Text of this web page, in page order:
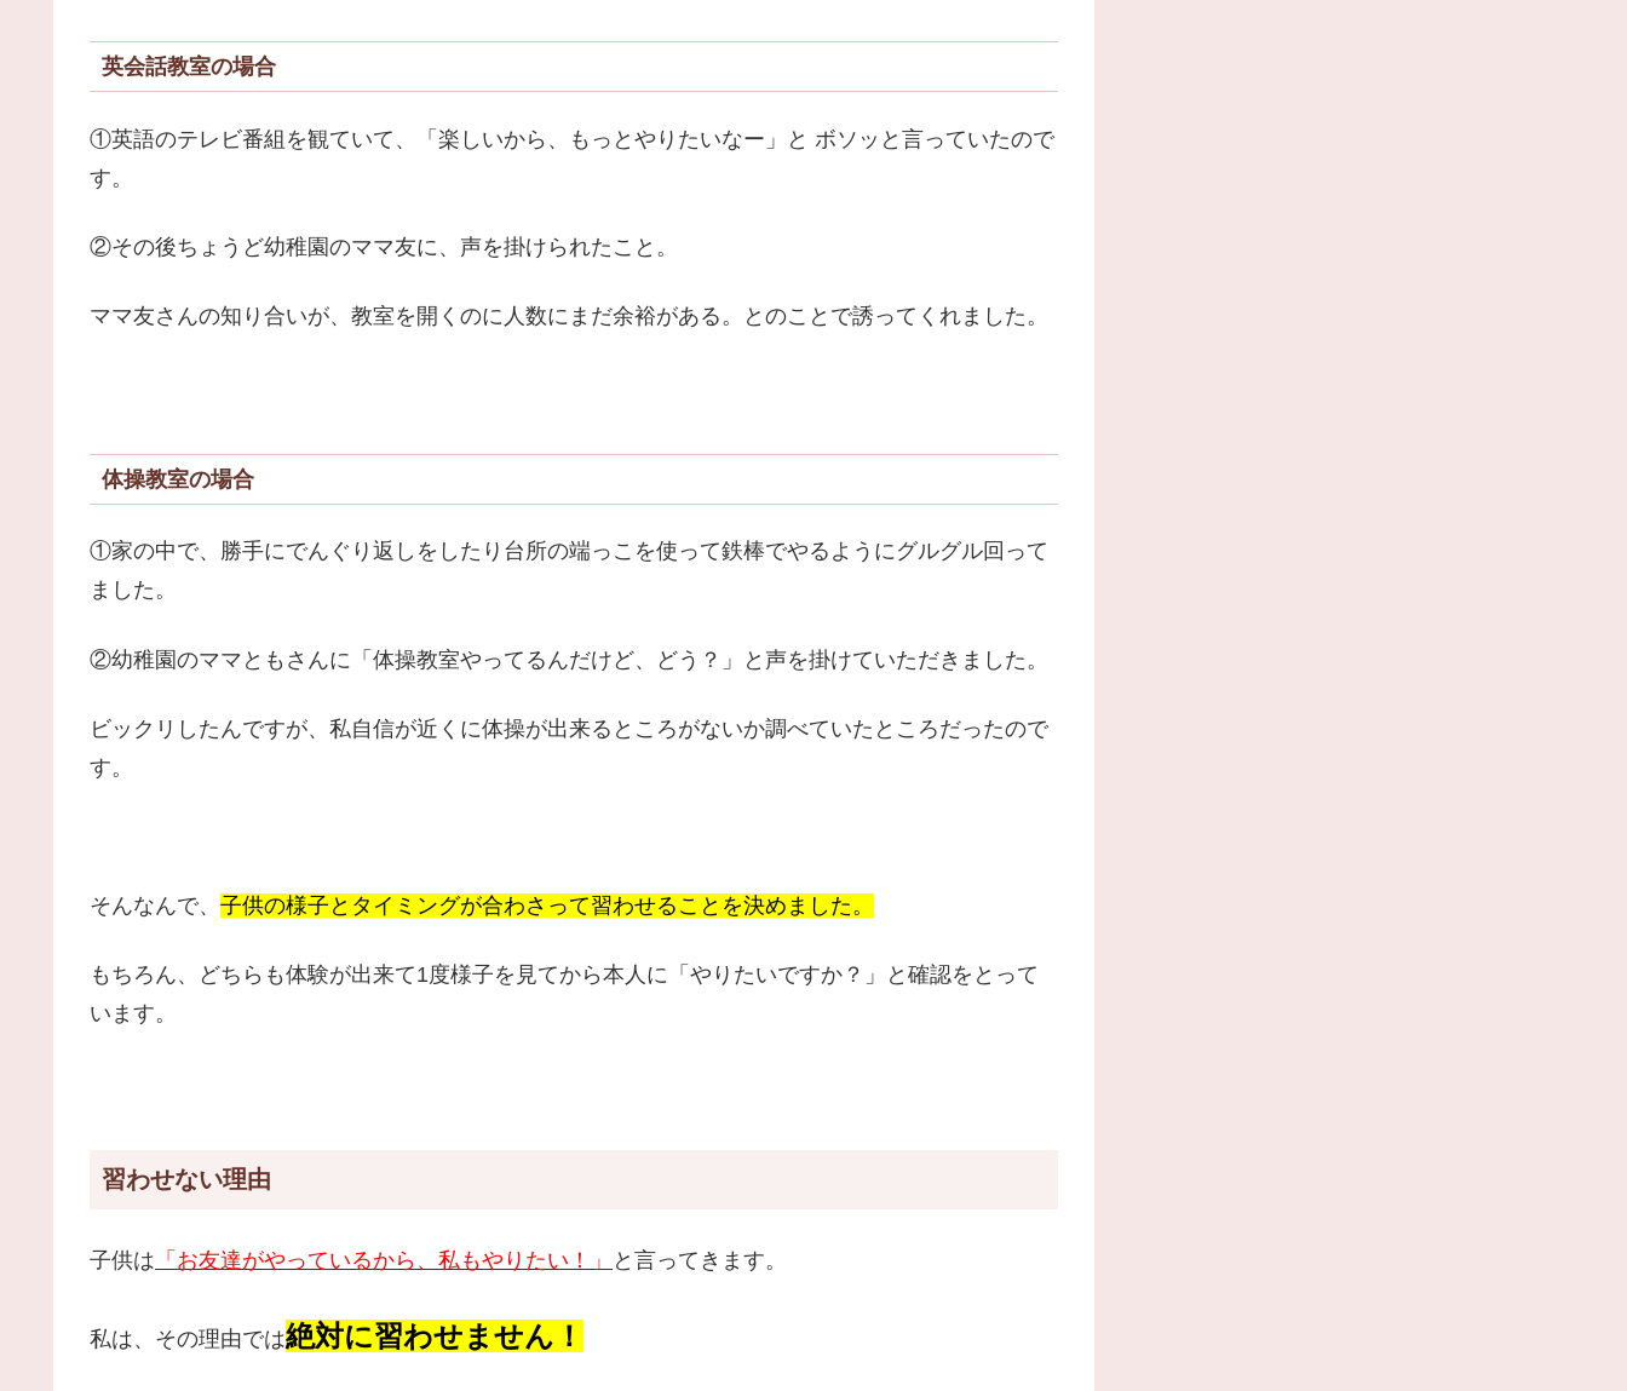
英会話教室の場合
①英語のテレビ番組を観ていて、「楽しいから、もっとやりたいなー」と ボソッと言っていたので
す。
②その後ちょうど幼稚園のママ友に、声を掛けられたこと。
ママ友さんの知り合いが、教室を開くのに人数にまだ余裕がある。とのことで誘ってくれました。
体操教室の場合
①家の中で、勝手にでんぐり返しをしたり台所の端っこを使って鉄棒でやるようにグルグル回って
ました。
②幼稚園のママともさんに「体操教室やってるんだけど、どう？」と声を掛けていただきました。
ビックリしたんですが、私自信が近くに体操が出来るところがないか調べていたところだったので
す。
そんなんで、 子供の様子とタイミングが合わさって習わせることを決めました。
もちろん、どちらも体験が出来て1度様子を見てから本人に「やりたいですか？」と確認をとって
います。
習わせない理由
子供は 「お友達がやっているから、私もやりたい！」 と言ってきます。
私は、その理由では絶対に習わせません！